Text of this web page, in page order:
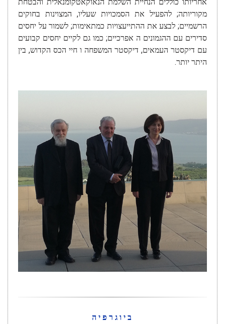
מקוריותה; להפעיל את הסמכויות שעליו, המצוינות בחוקים
הרשמיים; לבצע את ההתייעצויות כמתאימות; לשמור על יחסים
סדירים עם ההגמונים ה אפרכיים; כמו גם לקיים יחסים קבועים
עם דיקסטר העמאים, דיקסטר המשפחה ו חיי הכס הקדוש, בין
היתר יותר.
ביוגרפיה